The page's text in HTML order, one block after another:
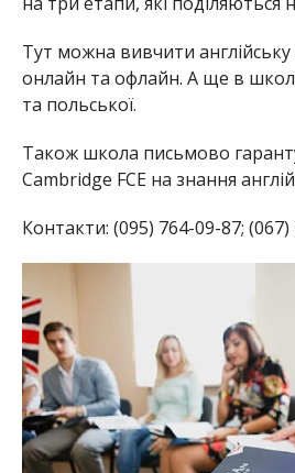
Тут можна вивчити
онлайн та офлайн. А ще в школі
та польської.
Також школа письмово
Cambridge FCE на знання
Контакти: (095) 764-09-87;